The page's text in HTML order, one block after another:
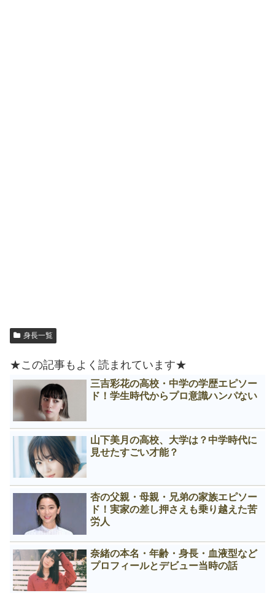
身長一覧
★この記事もよく読まれています★
三吉彩花の高校・中学の学歴エピソー
ド！学生時代からプロ意識ハンパない
山下美月の高校、大学は？中学時代に
見せたすごい才能？
杏の父親・母親・兄弟の家族エピソー
ド！実家の差し押さえも乗り越えた苦
労人
奈緒の本名・年齢・身長・血液型など
プロフィールとデビュー当時の話